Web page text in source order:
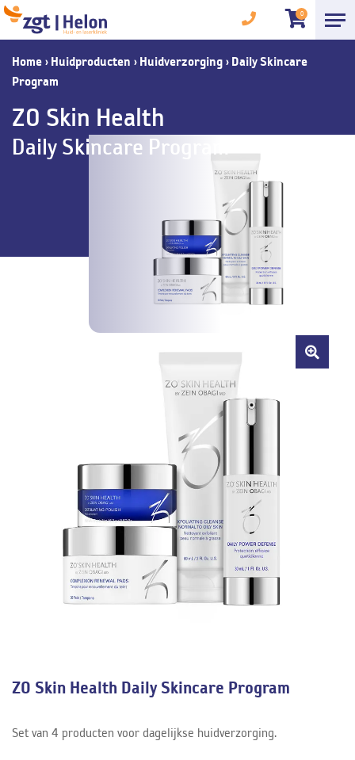
0
Home › Huidproducten › Huidverzorging › Daily Skincare
Program
ZO Skin Health
Daily Skincare Program
ZO Skin Health Daily Skincare Program
Set van 4 producten voor dagelijkse huidverzorging.